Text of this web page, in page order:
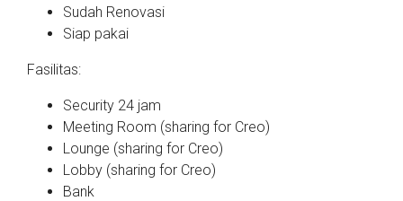
Sudah Renovasi
Siap pakai
Fasilitas:
Security 24 jam
Meeting Room (sharing for Creo)
Lounge (sharing for Creo)
Lobby (sharing for Creo)
Bank